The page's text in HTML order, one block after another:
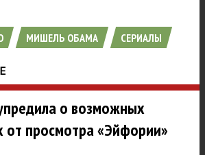
МИШЕЛЬ ОБАМА СЕРИАЛЫ
о возможных
от просмотра «Эйфории»